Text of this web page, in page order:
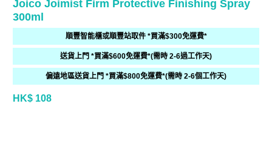
Joico Joimist Firm Protective Finishing Spray
300ml
順豐智能櫃或順豐站取件 *買滿$300免運費*
送貨上門 *買滿$600免運費*(需時 2-6過工作天)
偏遠地區送貨上門 *買滿$800免運費*(需時 2-6個工作天)
HK$ 108